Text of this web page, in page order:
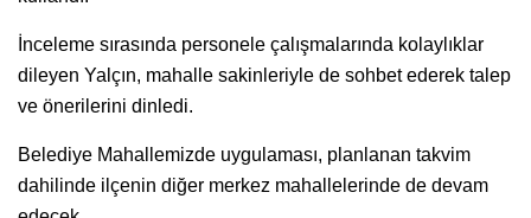
İnceleme sırasında personele çalışmalarında kolaylıklar
dileyen Yalçın, mahalle sakinleriyle de sohbet ederek talep
ve önerilerini dinledi.
Belediye Mahallemizde uygulaması, planlanan takvim
dahilinde ilçenin diğer merkez mahallelerinde de devam